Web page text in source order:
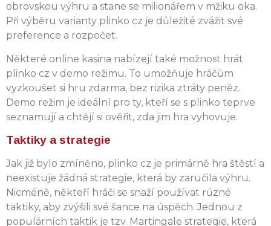
obrovskou výhru a stane se milionářem v mžiku oka.
Při výběru varianty plinko cz je důležité zvážit své
preference a rozpočet.
Některé online kasina nabízejí také možnost hrát
plinko cz v demo režimu. To umožňuje hráčům
vyzkoušet si hru zdarma, bez rizika ztráty peněz.
Demo režim je ideální pro ty, kteří se s plinko teprve
seznamují a chtějí si ověřit, zda jim hra vyhovuje.
Taktiky a strategie
Jak již bylo zmíněno, plinko cz je primárně hra štěstí a
neexistuje žádná strategie, která by zaručila výhru.
Nicméně, někteří hráči se snaží používat různé
taktiky, aby zvýšili své šance na úspěch. Jednou z
populárních taktik je tzv. Martingale strategie, která